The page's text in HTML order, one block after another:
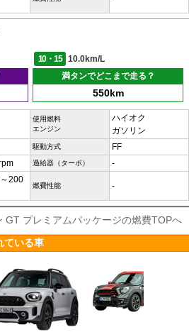
10・15
10.0km/L
満タンでどこまで走る？
550km
使用燃料
エンジン
ハイオク
ガソリン
駆動方式 FF
過給器（ターボ） -
200
燃費性能 -
GT プレミアムパッケージの燃費TOPへ
ている車